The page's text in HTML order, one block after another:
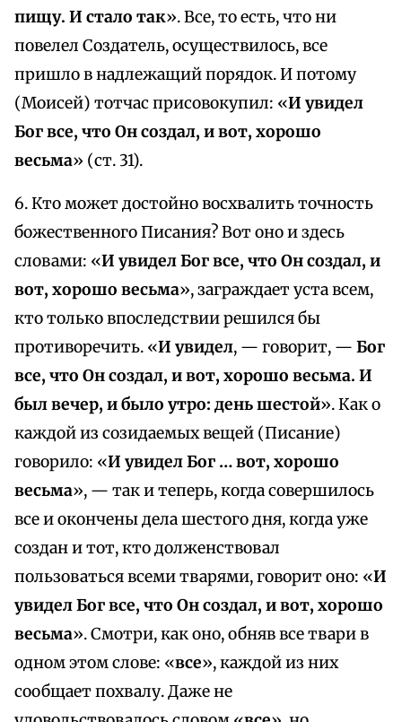
пищу. И стало так». Все, то есть, что ни
повелел Создатель, осуществилось, все
пришло в надлежащий порядок. И потому
(Моисей) тотчас присовокупил: «И увидел
Бог все, что Он создал, и вот, хорошо
весьма» (ст. 31).
6. Кто может достойно восхвалить точность
божественного Писания? Вот оно и здесь
словами: «И увидел Бог все, что Он создал, и
вот, хорошо весьма», заграждает уста всем,
кто только впоследствии решился бы
противоречить. «И увидел, — говорит, — Бог
все, что Он создал, и вот, хорошо весьма. И
был вечер, и было утро: день шестой». Как о
каждой из созидаемых вещей (Писание)
говорило: «И увидел Бог … вот, хорошо
весьма», — так и теперь, когда совершилось
все и окончены дела шестого дня, когда уже
создан и тот, кто долженствовал
пользоваться всеми тварями, говорит оно: «И
увидел Бог все, что Он создал, и вот, хорошо
весьма». Смотри, как оно, обняв все твари в
одном этом слове: «все», каждой из них
сообщает похвалу. Даже не